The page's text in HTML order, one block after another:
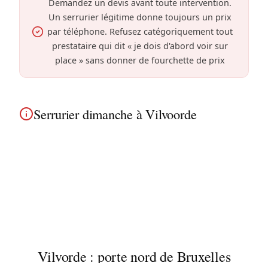
Demandez un devis avant toute intervention.
Un serrurier légitime donne toujours un prix
par téléphone. Refusez catégoriquement tout
prestataire qui dit « je dois d'abord voir sur
place » sans donner de fourchette de prix
Serrurier dimanche à Vilvoorde
Vilvorde : porte nord de Bruxelles